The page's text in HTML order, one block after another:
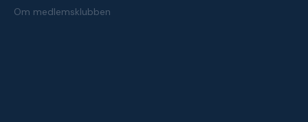
Om medlemsklubben